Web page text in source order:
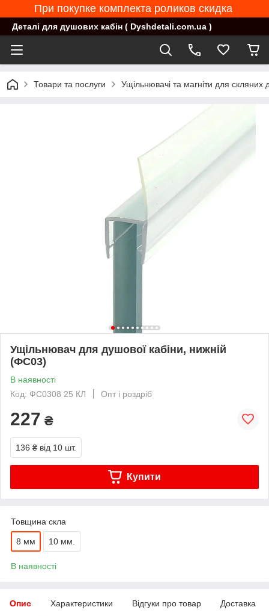
При покупке комплекта роликов скидка
Деталі для душових кабін ( Dyshdetali.com.ua )
Товари та послуги Ущільнювачі та магніти для скляних
Ущільнювач для душової кабіни, нижній
(ФС03)
В наявності
Код: ФС0308 25 КЛ
Опт і роздріб
227 ₴
136 ₴ від 10 шт.
Купити
Товщина скла
8 мм 10 мм.
В наявності
Опис Характеристики Відгуки про товар Доставка